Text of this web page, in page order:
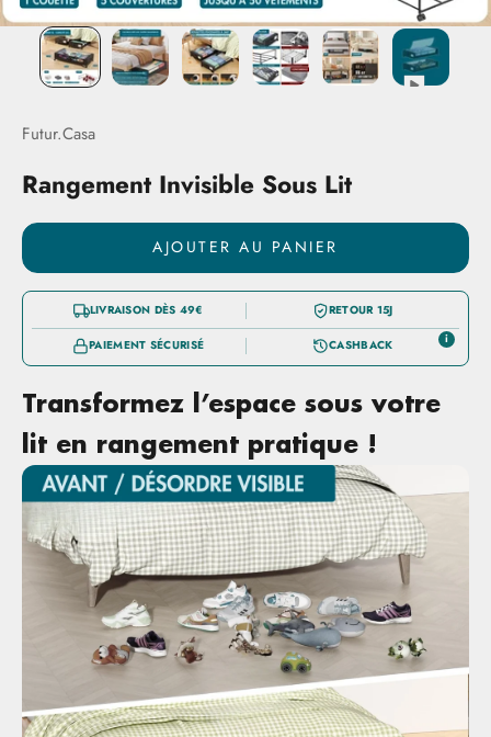
Futur.Casa
Rangement Invisible Sous Lit
AJOUTER AU PANIER
LIVRAISON DÈS 49€ RETOUR 15J
PAIEMENT SÉCURISÉ CASHBACK i
Transformez l’espace sous votre
lit en rangement pratique !